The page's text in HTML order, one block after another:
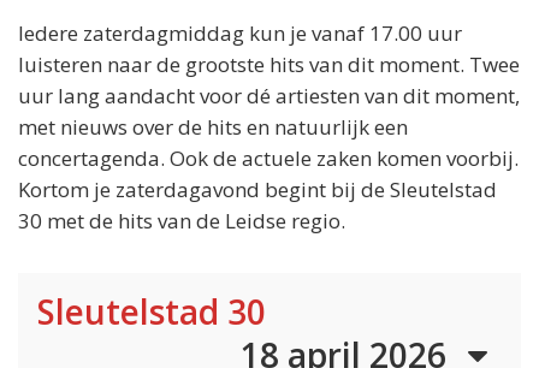
Iedere zaterdagmiddag kun je vanaf 17.00 uur
luisteren naar de grootste hits van dit moment. Twee
uur lang aandacht voor dé artiesten van dit moment,
met nieuws over de hits en natuurlijk een
concertagenda. Ook de actuele zaken komen voorbij.
Kortom je zaterdagavond begint bij de Sleutelstad
30 met de hits van de Leidse regio.
Sleutelstad 30
18 april 2026